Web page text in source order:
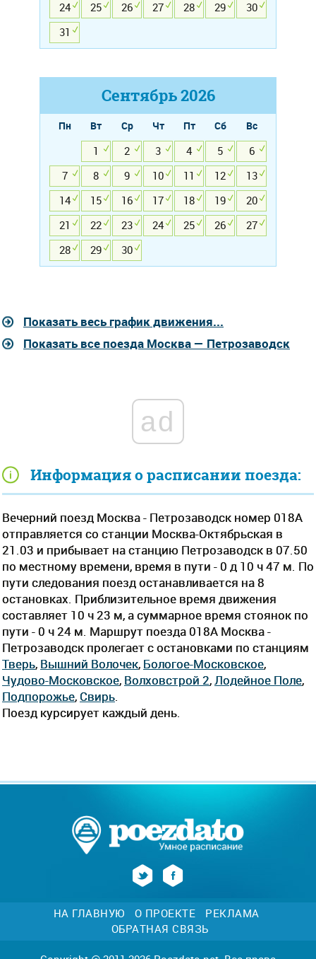
Информация о расписании поезда:
Вечерний поезд Москва - Петрозаводск номер 018А
отправляется со станции Москва-Октябрьская в
21.03 и прибывает на станцию Петрозаводск в 07.50
по местному времени, время в пути - 0 д 10 ч 47 м. По
пути следования поезд останавливается на 8
остановках. Приблизительное время движения
составляет 10 ч 23 м, а суммарное время стоянок по
пути - 0 ч 24 м. Маршрут поезда 018А Москва -
Петрозаводск пролегает c остановками по станциям
Тверь, Вышний Волочек, Бологое-Московское,
Чудово-Московское, Волховстрой 2, Лодейное Поле,
Подпорожье, Свирь
Поезд курсирует каждый день.
24
25 26 27 28 29
30
31
Сентябрь2026
Пн Вт Ср Чт Пт Сб
Вс
1
2 3 4 5
6
7
8 9 10 11 12
13
14
15 16 17 18 19
20
21
22 23 24 25 26
27
28
29 30
Показать весь график движения...
Показать все поезда Москва — Петрозаводск
ad
НА ГЛАВНУЮ О ПРОЕКТЕ
РЕКЛАМА
ОБРАТНАЯ СВЯЗЬ